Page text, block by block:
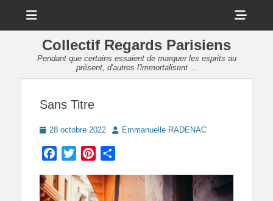
Collectif Regards Parisiens
Pendant que certains essaient de marquer les esprits au
présent, d'autres l'immortalisent ...
Sans Titre
Posted
28 octobre 2022 AuthorEmmanuelle RADENAC
Facebook
TwitterPinterest